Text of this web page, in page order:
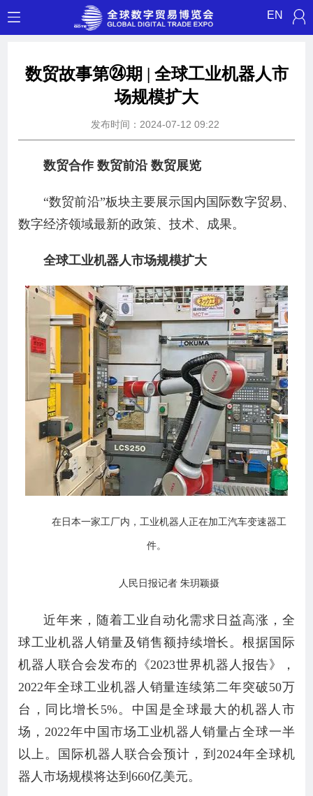
EN
数贸故事第㉔期 | 全球工业机器人市
场规模扩大
发布时间：2024-07-12 09:22
数贸合作 数贸前沿 数贸展览
“数贸前沿”板块主要展示国内国际数字贸易、
数字经济领域最新的政策、技术、成果。
全球工业机器人市场规模扩大
在日本一家工厂内，工业机器人正在加工汽车变速器工
件。
人民日报记者 朱玥颖摄
近年来，随着工业自动化需求日益高涨，全
球工业机器人销量及销售额持续增长。根据国际
机器人联合会发布的《2023世界机器人报告》，
2022年全球工业机器人销量连续第二年突破50万
台，同比增长5%。中国是全球最大的机器人市
场，2022年中国市场工业机器人销量占全球一半
以上。国际机器人联合会预计，到2024年全球机
器人市场规模将达到660亿美元。